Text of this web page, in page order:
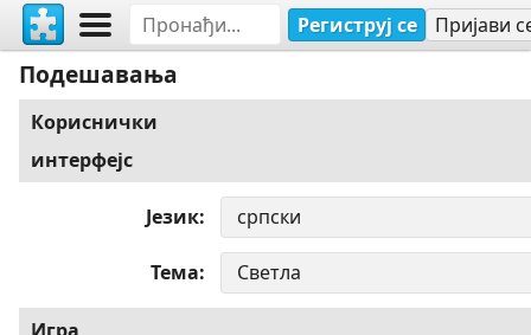
Региструј се Пријави
Подешавања
Кориснички
интерфејс
Језик
Тема